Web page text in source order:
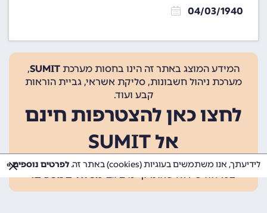
04/03/1940
המידע המוצג באתר זה הינו בחסות מערכת SUMIT
,
מערכת ניהול חשבונות, סליקת אשראי, גביית הוראות
קבע ועוד.
לחצו כאן להצטרפות חינם
אל SUMIT
ההצטרפות אינה כרוכה בתשלום, ומאפשרת 10 פעולות
בכל חודש ללא עלות. קיימים גםמסלולים נוספים.
לידיעתך, אנו משתמשים בעוגיות (cookies) באתר זה. לפרטים נוספים »